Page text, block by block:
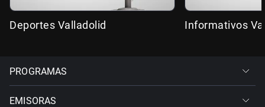
Deportes Valladolid Informativos
PROGRAMAS
EMISORAS